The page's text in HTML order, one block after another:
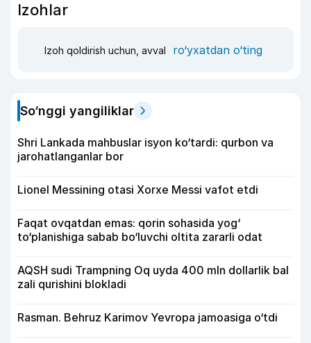
Izohlar
Izoh qoldirish uchun, avval ro‘yxatdan o‘ting
So‘nggi yangiliklar
Shri Lankada mahbuslar isyon ko‘tardi: qurbon va
jarohatlanganlar bor
Lionel Messining otasi Xorxe Messi vafot etdi
Faqat ovqatdan emas: qorin sohasida yog‘
to‘planishiga sabab bo‘luvchi oltita zararli odat
AQSH sudi Trampning Oq uyda 400 mln dollarlik bal
zali qurishini blokladi
Rasman. Behruz Karimov Yevropa jamoasiga o‘tdi